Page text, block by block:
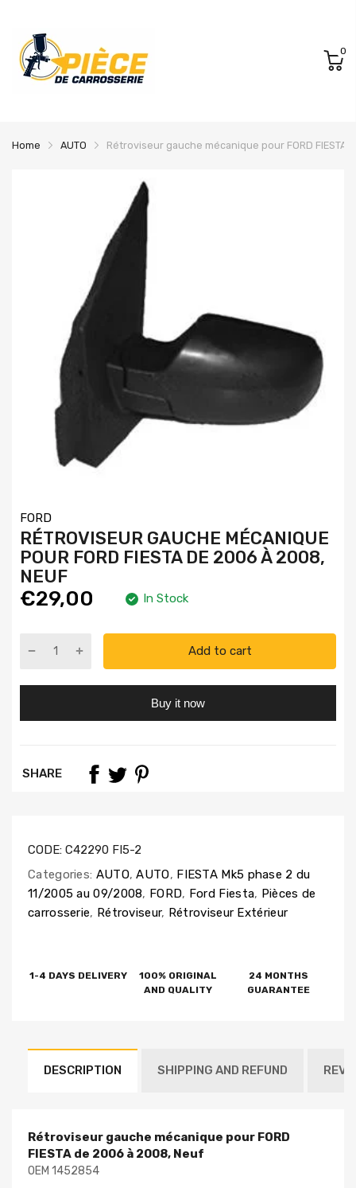
0
Home AUTO Rétroviseur gauche mécanique pour FORD FIESTA
FORD
RÉTROVISEUR GAUCHE MÉCANIQUE
POUR FORD FIESTA DE 2006 À 2008,
NEUF
€29,00 In Stock
Add to cart
Buy it now
SHARE
CODE: C42290 FI5-2
Categories: AUTO, AUTO, FIESTA Mk5 phase 2 du
11/2005 au 09/2008, FORD, Ford Fiesta, Pièces de
carrosserie, Rétroviseur, Rétroviseur Extérieur
1-4 DAYS DELIVERY
100% ORIGINAL
AND QUALITY
24 MONTHS
GUARANTEE
DESCRIPTION SHIPPING AND REFUND
Rétroviseur gauche mécanique pour FORD
FIESTA de 2006 à 2008, Neuf
OEM 1452854